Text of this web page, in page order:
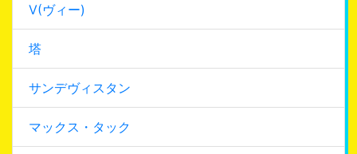
V(ヴィー)
塔
サンデヴィスタン
マックス・タック